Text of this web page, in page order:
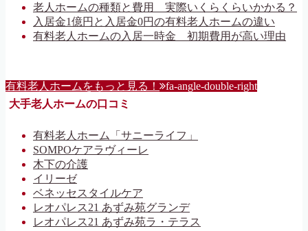
老人ホームの種類と費用 実際いくらくらいかかる？
入居金1億円と入居金0円の有料老人ホームの違い
有料老人ホームの入居一時金 初期費用が高い理由
有料老人ホームをもっと見る！ fa-angle-double-right
大手老人ホームの口コミ
有料老人ホーム「サニーライフ」
SOMPOケアラヴィーレ
木下の介護
イリーゼ
ベネッセスタイルケア
レオパレス21 あずみ苑グランデ
レオパレス21 あずみ苑ラ・テラス